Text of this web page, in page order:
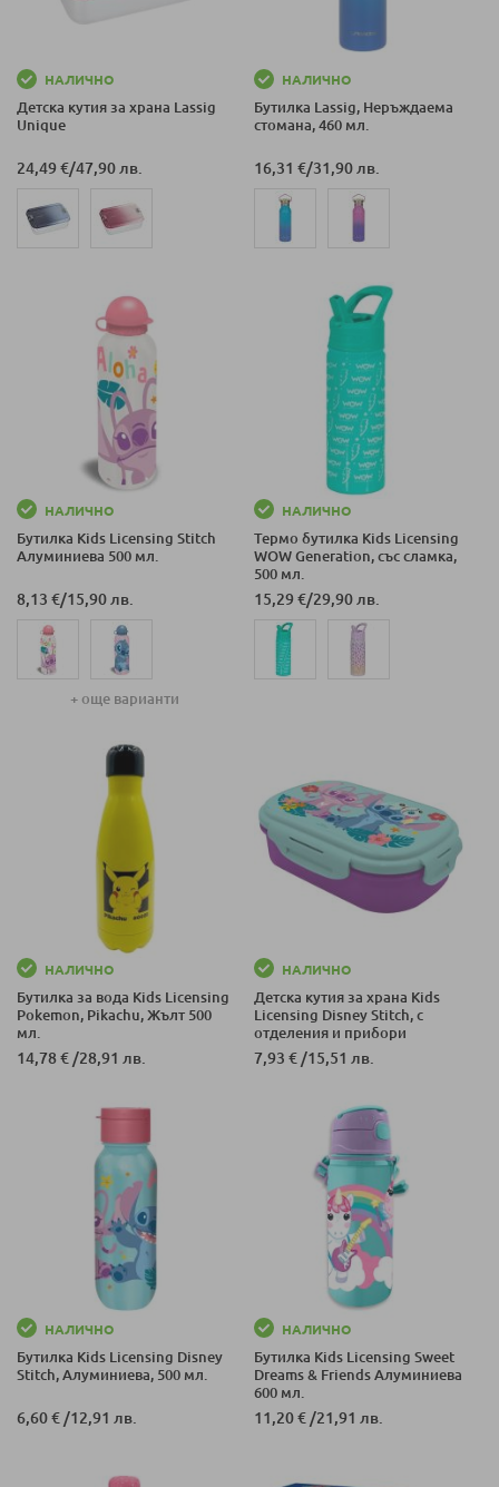
НАЛИЧНО
Детска кутия за храна Lassig
Unique
24,49 €/47,90 лв.
НАЛИЧНО
Бутилка Lassig, Неръждаема
стомана, 460 мл.
16,31 €/31,90 лв.
НАЛИЧНО
Бутилка Kids Licensing Stitch
Алуминиева 500 мл.
8,13 €/15,90 лв.
+ още варианти
НАЛИЧНО
Термо бутилка Kids Licensing
WOW Generation, със сламка,
500 мл.
15,29 €/29,90 лв.
НАЛИЧНО
Бутилка за вода Kids Licensing
Pokemon, Pikachu, Жълт 500
мл.
14,78 € /28,91 лв.
НАЛИЧНО
Детска кутия за храна Kids
Licensing Disney Stitch, с
отделения и прибори
7,93 € /15,51 лв.
НАЛИЧНО
Бутилка Kids Licensing Disney
Stitch, Алуминиева, 500 мл.
6,60 € /12,91 лв.
НАЛИЧНО
Бутилка Kids Licensing Sweet
Dreams & Friends Алуминиева
600 мл.
11,20 € /21,91 лв.